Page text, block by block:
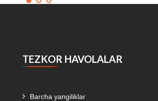
TEZKOR HAVOLALAR
Barcha yangiliklar